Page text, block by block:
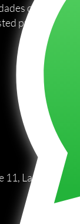
que se
pueda
11, La